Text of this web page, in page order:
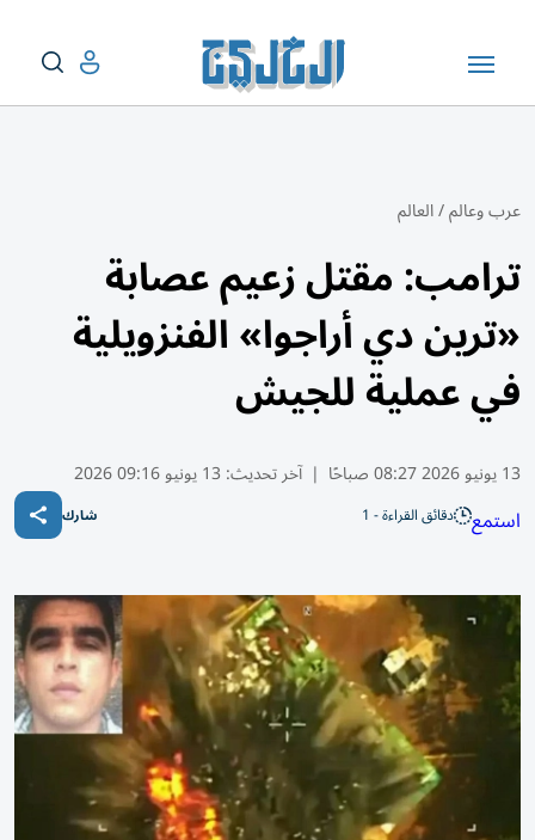
عرب وعالم/العالم
ترامب: مقتل زعيم عصابة
«ترين دي أراجوا» الفنزويلية
في عملية للجيش
13 يونيو 2026 08:27 صباحًا | آخر تحديث: 13 يونيو 09:16 2026
استمع دقائق القراءة - 1 شارك